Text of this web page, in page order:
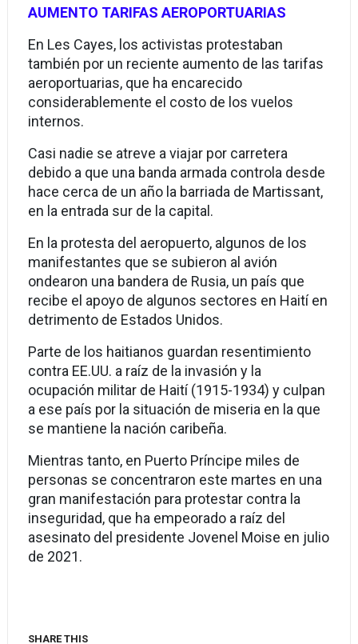
AUMENTO TARIFAS AEROPORTUARIAS
En Les Cayes, los activistas protestaban
también por un reciente aumento de las tarifas
aeroportuarias, que ha encarecido
considerablemente el costo de los vuelos
internos.
Casi nadie se atreve a viajar por carretera
debido a que una banda armada controla desde
hace cerca de un año la barriada de Martissant,
en la entrada sur de la capital.
En la protesta del aeropuerto, algunos de los
manifestantes que se subieron al avión
ondearon una bandera de Rusia, un país que
recibe el apoyo de algunos sectores en Haití en
detrimento de Estados Unidos.
Parte de los haitianos guardan resentimiento
contra EE.UU. a raíz de la invasión y la
ocupación militar de Haití (1915-1934) y culpan
a ese país por la situación de miseria en la que
se mantiene la nación caribeña.
Mientras tanto, en Puerto Príncipe miles de
personas se concentraron este martes en una
gran manifestación para protestar contra la
inseguridad, que ha empeorado a raíz del
asesinato del presidente Jovenel Moise en julio
de 2021.
SHARE THIS